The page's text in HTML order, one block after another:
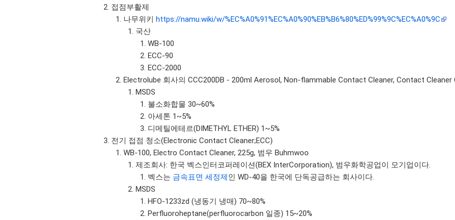
접점부활제
나무위키https://namu.wiki/w/%EC%A0%91%EC%A0%90%EB%B6%80%ED%99%9C%EC%A0%9C
국산
WB-100
ECC-90
ECC-2000
Electrolube 회사의 CCC200DB - 200ml Aerosol, Non-flammable Contact Cleaner, Contact Cleaner
MSDS
불소화합물 30~60%
아세톤 1~5%
디메틸에테르(DIMETHYL ETHER) 1~5%
전기 접점 청소(Electronic Contact Cleaner;ECC)
WB-100, Electro Contact Cleaner, 225g, 범우 Buhmwoo
제조회사: 한국 벡스인터코퍼레이션(BEX InterCorporation), 범우화학공업이 모기업이다.
벡스는 금속표면 세정제인 WD-40을 한국에 단독공급하는 회사이다.
MSDS
HFO-1233zd (냉동기 냉매) 70~80%
Perfluoroheptane(perfluorocarbon 일종) 15~20%